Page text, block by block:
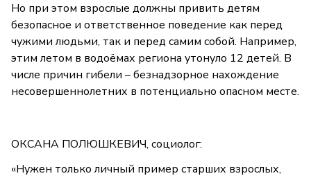
Но при этом взрослые должны привить детям
безопасное и ответственное поведение как перед
чужими людьми, так и перед самим собой. Например,
этим летом в водоёмах региона утонуло 12 детей. В
числе причин гибели – безнадзорное нахождение
несовершеннолетних в потенциально опасном месте.
ОКСАНА ПОЛЮШКЕВИЧ, социолог:
«Нужен только личный пример старших взрослых,